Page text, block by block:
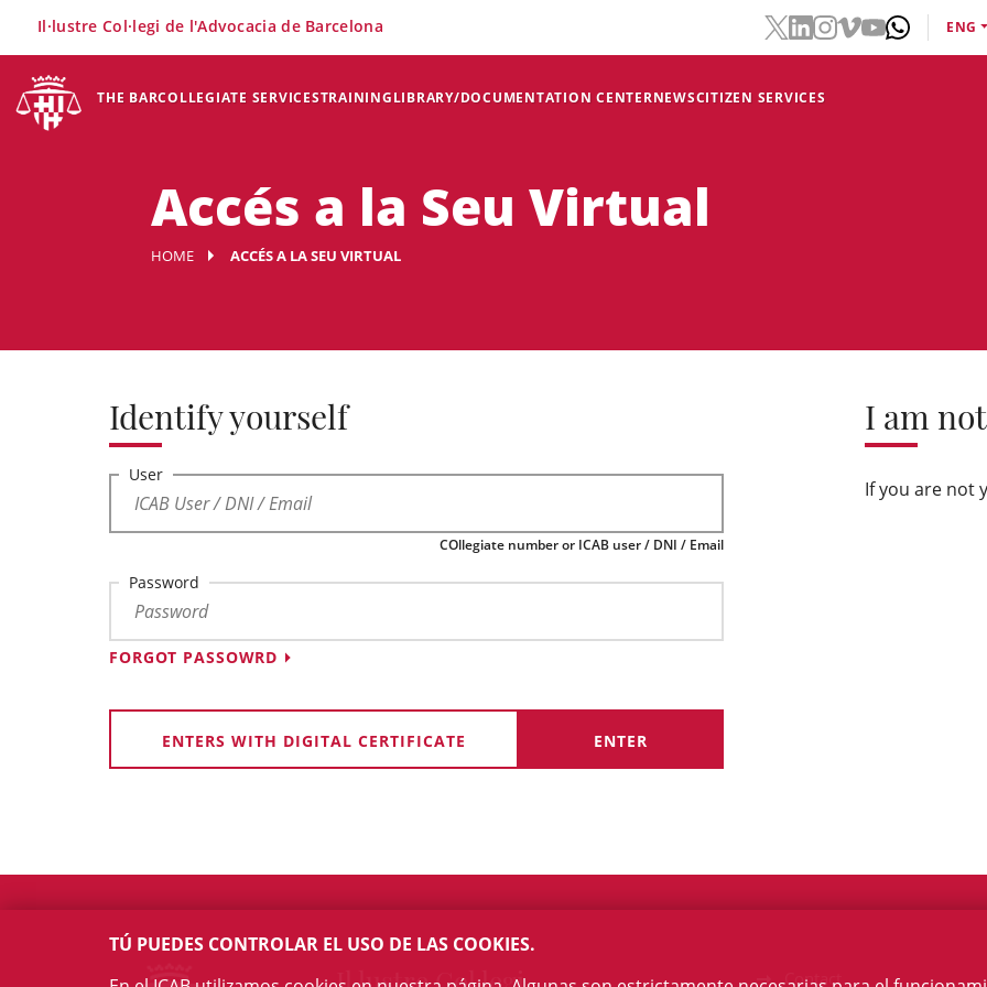
THE BARCOLLEGIATE SERVICESTRAININGLIBRARY/DOCUMENTATION CENTERNEWSCITIZEN SERVICES
Il·lustre Col·legi de l'Advocacia de Barcelona ENG
Accés a la Seu Virtual
HOME ACCÉS A LA SEU VIRTUAL
Identify yourself
User
COllegiate number or ICAB user / DNI / Email
Password
FORGOT PASSOWRD
ENTERS WITH DIGITAL CERTIFICATE
I am
If you are not
Contact
TÚ PUEDES CONTROLAR EL USO DE LAS COOKIES.